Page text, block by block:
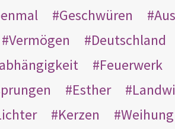
Geschwüren
Vermögen
Deutschland
Feuerwerk
Esther
Kerzen Weihung